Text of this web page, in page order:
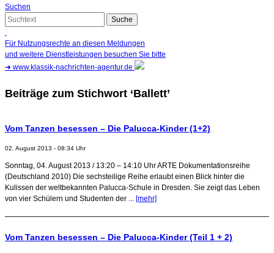
Suchen
Für Nutzungsrechte an diesen Meldungen
und weitere Dienstleistungen besuchen Sie bitte
➜ www.klassik-nachrichten-agentur.de
Beiträge zum Stichwort ‘Ballett’
Vom Tanzen besessen – Die Palucca-Kinder (1+2)
02. August 2013 - 08:34 Uhr
Sonntag, 04. August 2013 / 13:20 – 14:10 Uhr ARTE Dokumentationsreihe
(Deutschland 2010) Die sechsteilige Reihe erlaubt einen Blick hinter die
Kulissen der weltbekannten Palucca-Schule in Dresden. Sie zeigt das Leben
von vier Schülern und Studenten der ... [mehr]
Vom Tanzen besessen – Die Palucca-Kinder (Teil 1 + 2)